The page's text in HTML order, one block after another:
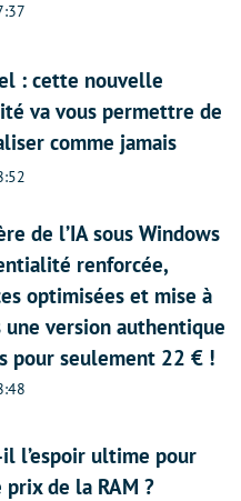
: cette nouvelle
va vous permettre de
comme jamais
de l’IA sous Windows
renforcée,
optimisées et mise à
une version authentique
pour seulement 22 € !
il l’espoir ultime pour
de la RAM ?